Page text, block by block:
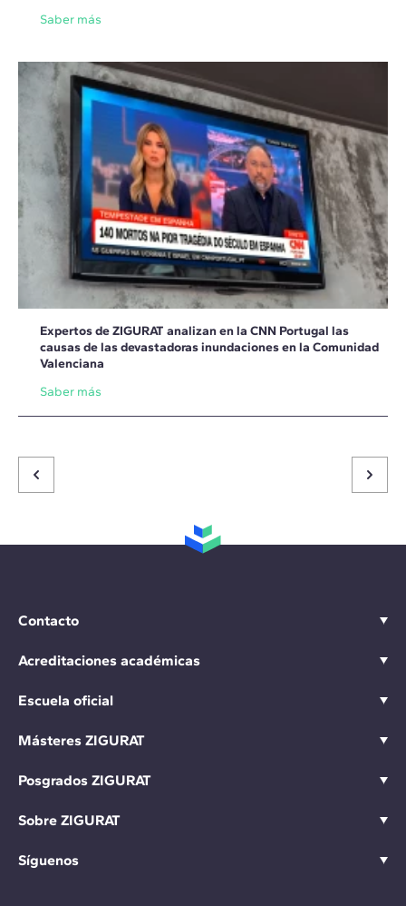
Saber más
Expertos de ZIGURAT analizan en la CNN Portugal las
causas de las devastadoras inundaciones en la Comunidad
Valenciana
Saber más
Contacto
Acreditaciones académicas
Escuela oficial
Másteres ZIGURAT
Posgrados ZIGURAT
Sobre ZIGURAT
Síguenos